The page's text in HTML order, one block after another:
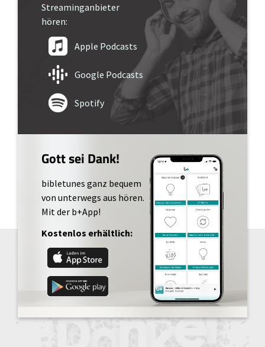
Streaminganbieter
hören:
Apple Podcasts
Google Podcasts
Spotify
Gott sei Dank!
bibletunes ganz bequem
von unterwegs aus hören.
Mit der b+App!
Kostenlos erhältlich: